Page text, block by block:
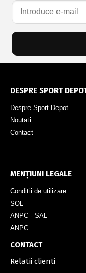
DESPRE SPORT
Despre Sport Depot
Noutati
Contact
MENȚIUNI LEGALE
Conditii de utilizare
SOL
ANPC - SAL
ANPC
CONTACT
Relatii clienti